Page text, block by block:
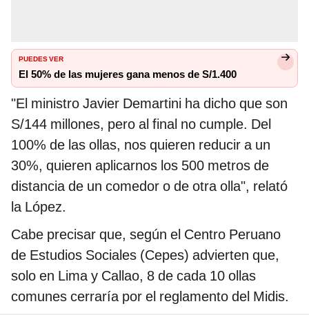
PUEDES VER
El 50% de las mujeres gana menos de S/1.400
"El ministro Javier Demartini ha dicho que son
S/144 millones, pero al final no cumple. Del
100% de las ollas, nos quieren reducir a un
30%, quieren aplicarnos los 500 metros de
distancia de un comedor o de otra olla", relató
la López.
Cabe precisar que, según el Centro Peruano
de Estudios Sociales (Cepes) advierten que,
solo en Lima y Callao, 8 de cada 10 ollas
comunes cerraría por el reglamento del Midis.